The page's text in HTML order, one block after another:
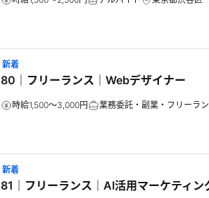
新着
80｜フリーランス｜Webデザイナー
時給1,500～3,000円 業務委託・副業・フリーラ
新着
81｜フリーランス｜AI活用マーケティン